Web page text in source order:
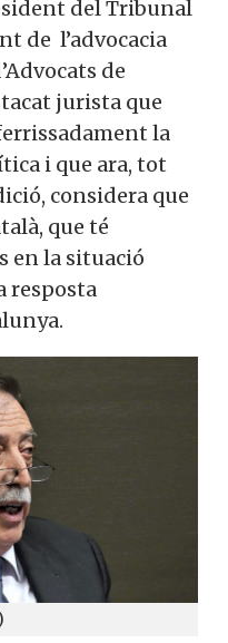
del Tribunal
de l’advocacia
de
jurista que
la
i que ara, tot
considera que
que té
en la situació
resposta